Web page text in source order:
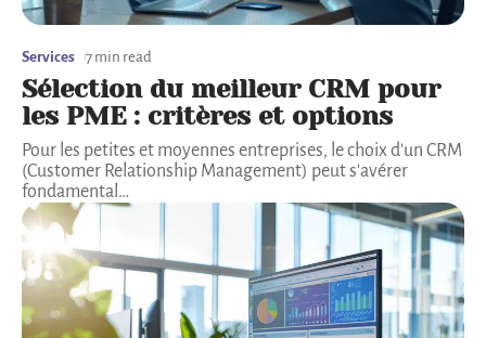
Services 7 min read
Sélection du meilleur CRM pour
les PME : critères et options
Pour les petites et moyennes entreprises, le choix d'un CRM
(Customer Relationship Management) peut s'avérer
fondamental …